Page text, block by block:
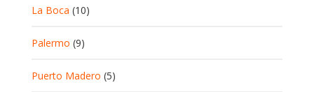
La Boca (10)
Palermo (9)
Puerto Madero (5)